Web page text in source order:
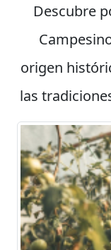
Descubre
origen
las